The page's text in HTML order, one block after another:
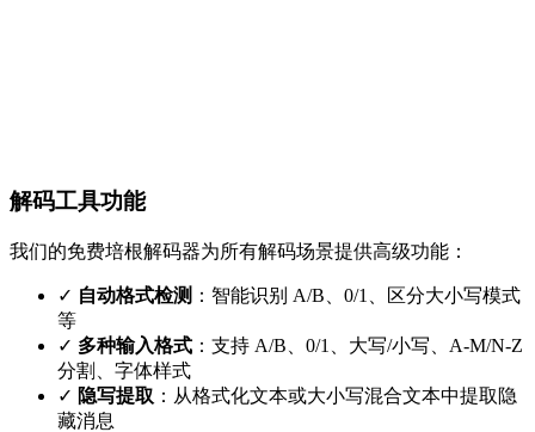
解码工具功能
我们的免费培根解码器为所有解码场景提供高级功能：
✓ 自动格式检测 ：智能识别 A/B、0/1、区分大小写模式
等
✓ 多种输入格式 ：支持 A/B、0/1、大写/小写、A-M/N-Z
分割、字体样式
✓ 隐写提取 ：从格式化文本或大小写混合文本中提取隐
藏消息